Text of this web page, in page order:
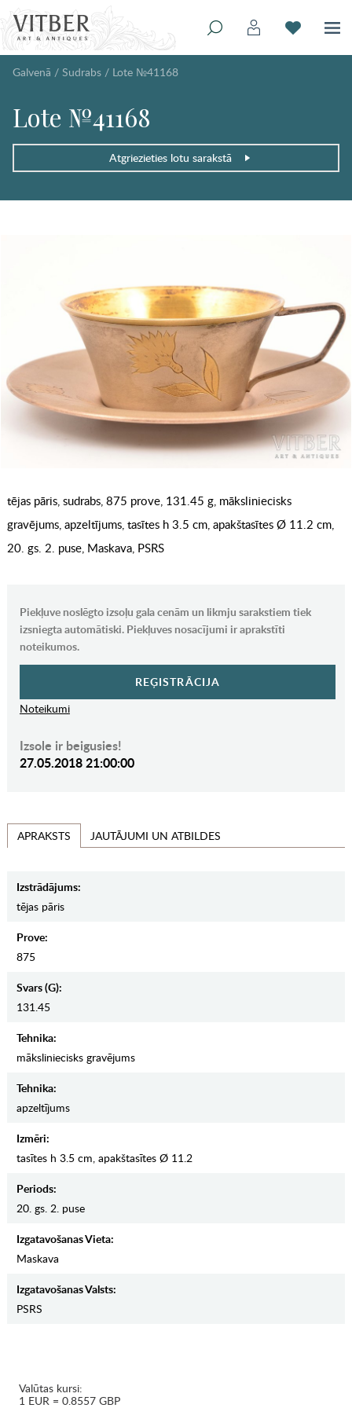
Galvenā / Sudrabs / Lote №41168
Lote №41168
Atgriezieties lotu sarakstā
tējas pāris, sudrabs, 875 prove, 131.45 g, māksliniecisks
gravējums, apzeltījums, tasītes h 3.5 cm, apakštasītes Ø 11.2 cm,
20. gs. 2. puse, Maskava, PSRS
Piekļuve noslēgto izsoļu gala cenām un likmju sarakstiem tiek
izsniegta automātiski. Piekļuves nosacījumi ir aprakstīti
noteikumos.
REĢISTRĀCIJA
Noteikumi
Izsole ir beigusies!
27.05.2018 21:00:00
APRAKSTS JAUTĀJUMI UN ATBILDES
Izstrādājums:
tējas pāris
Prove:
875
Svars (g):
131.45
Tehnika:
māksliniecisks gravējums
Tehnika:
apzeltījums
Izmēri:
tasītes h 3.5 cm, apakštasītes Ø 11.2
Periods:
20. gs. 2. puse
Izgatavošanas Vieta:
Maskava
Izgatavošanas Valsts:
PSRS
Valūtas kursi:
1 EUR = 0.8557 GBP